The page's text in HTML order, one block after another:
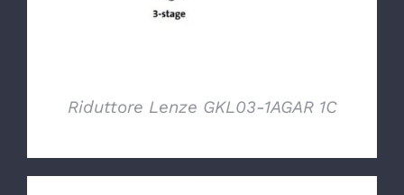
Riduttore Lenze GKL03-1AGAR 1C